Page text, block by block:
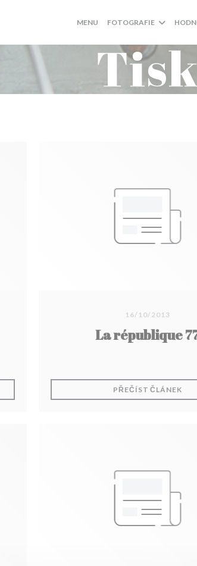
MENU FOTOGRAFIE
Tisk
16/10/2013
La république
PŘEČÍST ČLÁNEK